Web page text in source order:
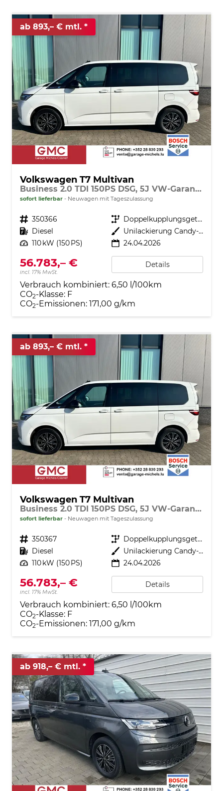
ab 893,– € mtl.
Volkswagen T7 Multivan
Business 2.0 TDI 150PS DSG, 5J VW-Garantie, AHK, Family-Paket, 7-Sitzer+Armlehnen, Sitzheizung Digital Cockpit PRO, 17" ALU, IQ.LIGHT LED-MATRIX, 3ZCLIMATRONIC, PRIVACY-GLAS, Parksensoren v/h, KAMERA, 2x Schiebetüre, ACC, SideAssist, M-Lederlenkrad, Radio 10"
sofort lieferbar Neuwagen mit Tageszulassung
Fahrzeugnr. 350366 Getriebe
Doppelkupplungsgetriebe (DSG)
Kraftstoff Diesel Außenfarbe
Unilackierung Candy-Weiß
Leistung 110 kW (150 PS) 24.04.2026
56.783,– €
incl. 17% MwSt.
Details
Verbrauch kombiniert: 6,50 l/100km
CO2-Klasse: F
CO2-Emissionen: 171,00 g/km
ab 893,– € mtl.
Volkswagen T7 Multivan
Business 2.0 TDI 150PS DSG, 5J VW-Garantie, AHK, Family-Paket, 7-Sitzer+Armlehnen, Sitzheizung Digital Cockpit PRO, 17" ALU, IQ.LIGHT LED-MATRIX, 3ZCLIMATRONIC, PRIVACY-GLAS, Parksensoren v/h, KAMERA, 2x Schiebetüre, ACC, SideAssist, M-Lederlenkrad, Radio 10"
sofort lieferbar Neuwagen mit Tageszulassung
Fahrzeugnr. 350367 Getriebe
Doppelkupplungsgetriebe (DSG)
Kraftstoff Diesel Außenfarbe
Unilackierung Candy-Weiß
Leistung 110 kW (150 PS) 24.04.2026
56.783,– €
incl. 17% MwSt.
Details
Verbrauch kombiniert: 6,50 l/100km
CO2-Klasse: F
CO2-Emissionen: 171,00 g/km
ab 918,– € mtl.